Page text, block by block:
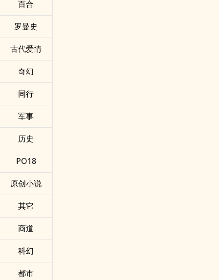
百合
罗曼史
古代爱情
奇幻
同行
军事
历史
PO18
原创小说
其它
商道
科幻
都市